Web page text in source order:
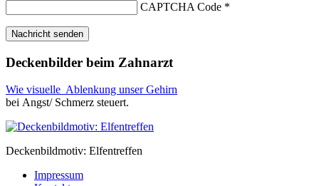
CAPTCHA Code *
Deckenbilder beim Zahnarzt
Wie visuelle Ablenkung unser Gehirn
bei Angst/ Schmerz steuert.
Deckenbildmotiv: Elfentreffen
Impressum